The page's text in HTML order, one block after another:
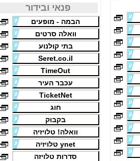
פנאי ובידור
הבמה - מופעים
וואלה סרטים
בתי קולנוע
Seret.co.il
TimeOut
עכבר העיר
TicketNet
חוג
בקבוק
וואלה! טלויזיה
ynet טלויזיה
סדרות טלויזה